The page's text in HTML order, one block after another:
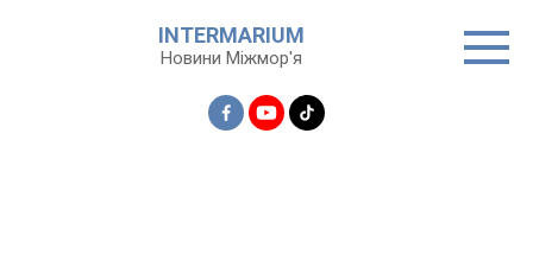
INTERMARIUM
Новини Міжмор'я